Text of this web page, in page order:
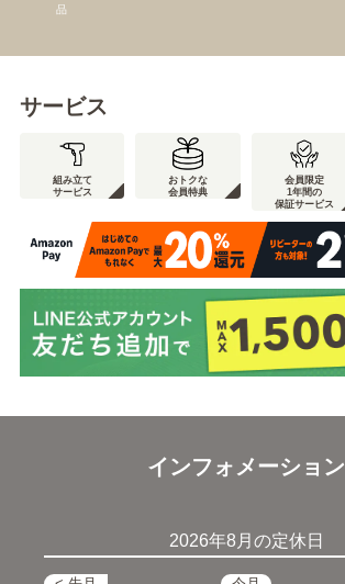
品
サービス
組み立て
サービス
おトクな
会員特典
会員限定
1年間の
保証サービス
インフォメーション
2026年8月の定休日